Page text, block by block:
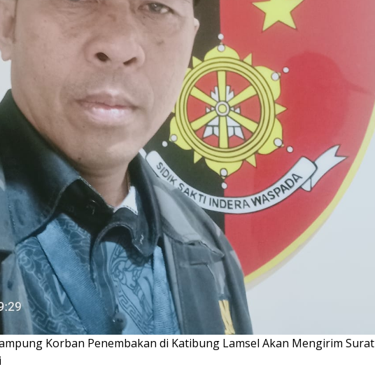
Korban Penembakan di Katibung Lamsel Akan Mengirim Surat